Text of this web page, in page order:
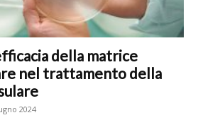
della matrice
nel trattamento della
2024